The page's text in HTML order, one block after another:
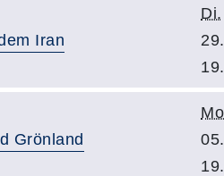
Iran
Di.
Grönland